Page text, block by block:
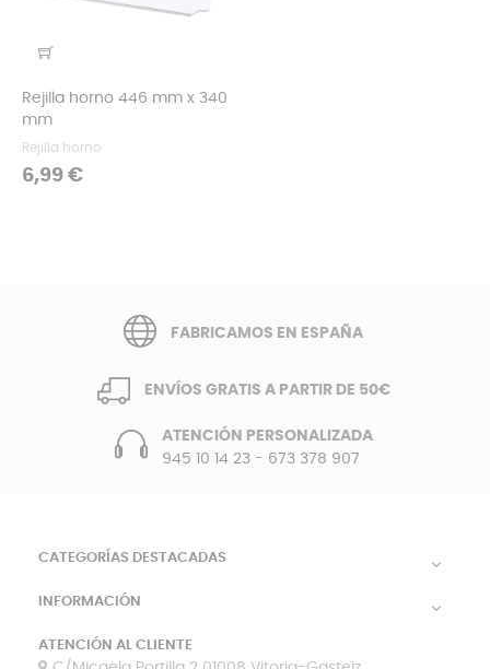
Rejilla horno 446 mm x 340
mm
Rejilla horno
Precio
6,99 €
FABRICAMOS EN ESPAÑA
ENVÍOS GRATIS A PARTIR DE 50€
ATENCIÓN PERSONALIZADA
945 10 14 23- 673 378 907
CATEGORÍAS DESTACADAS 
INFORMACIÓN 
ATENCIÓN AL CLIENTE